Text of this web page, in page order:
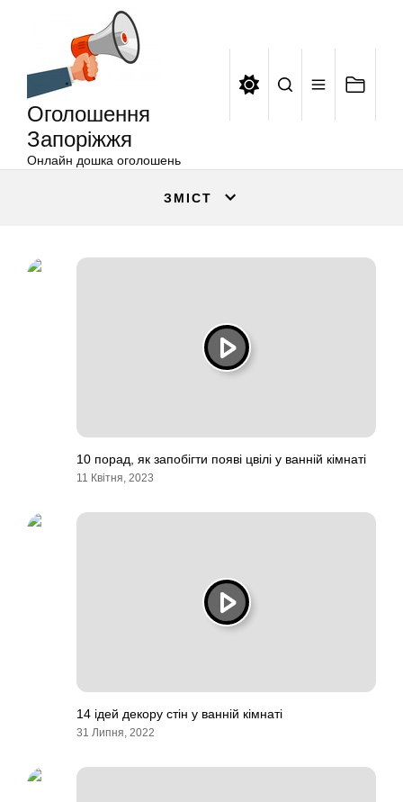
Оголошення
Запоріжжя
Онлайн дошка оголошень
ЗМІСТ
10 порад, як запобігти появі цвілі у ванній кімнаті
11 Квітня, 2023
14 ідей декору стін у ванній кімнаті
31 Липня, 2022